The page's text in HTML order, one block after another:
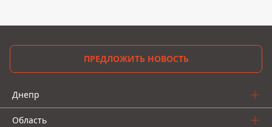
ПРЕДЛОЖИТЬ НОВОСТЬ
Днепр
Область